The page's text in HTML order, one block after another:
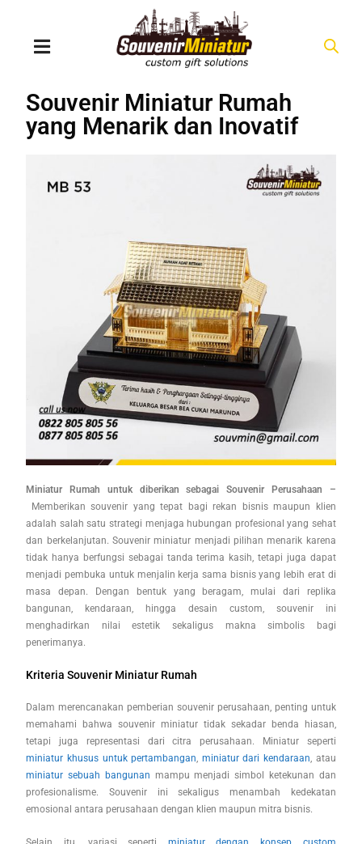
Souvenir Miniatur Rumah
yang Menarik dan Inovatif
Miniatur Rumah untuk diberikan sebagai Souvenir Perusahaan –
Memberikan souvenir yang tepat bagi rekan bisnis maupun klien
adalah salah satu strategi menjaga hubungan profesional yang sehat
dan berkelanjutan. Souvenir miniatur menjadi pilihan menarik karena
tidak hanya berfungsi sebagai tanda terima kasih, tetapi juga dapat
menjadi pembuka untuk menjalin kerja sama bisnis yang lebih erat di
masa depan. Dengan bentuk yang beragam, mulai dari replika
bangunan, kendaraan, hingga desain custom, souvenir ini
menghadirkan nilai estetik sekaligus makna simbolis bagi
penerimanya.
Kriteria Souvenir Miniatur Rumah
Dalam merencanakan pemberian souvenir perusahaan, penting untuk
memahami bahwa souvenir miniatur tidak sekadar benda hiasan,
tetapi juga representasi dari citra perusahaan. Miniatur seperti
miniatur khusus untuk pertambangan miniatur dari kendaraan , atau
miniatur sebuah bangunan mampu menjadi simbol ketekunan dan
profesionalisme. Souvenir ini sekaligus menambah kedekatan
emosional antara perusahaan dengan klien maupun mitra bisnis.